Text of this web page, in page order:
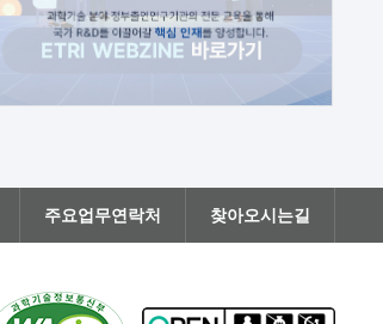
주요업무연락처 찾아오시는길